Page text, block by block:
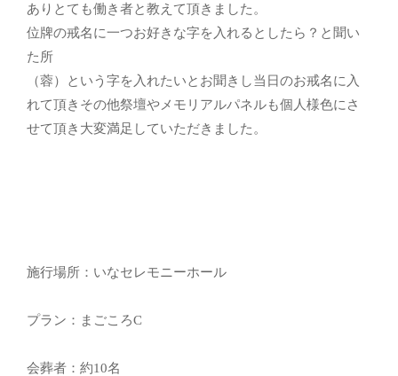
ありとても働き者と教えて頂きました。
位牌の戒名に一つお好きな字を入れるとしたら？と聞い
た所
（蓉）という字を入れたいとお聞きし当日のお戒名に入
れて頂きその他祭壇やメモリアルパネルも個人様色にさ
せて頂き大変満足していただきました。
施行場所：いなセレモニーホール
プラン：まごころC
会葬者：約10名